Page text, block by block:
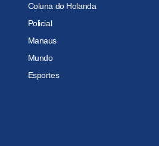
Coluna do Holanda
Policial
Manaus
Mundo
Esportes